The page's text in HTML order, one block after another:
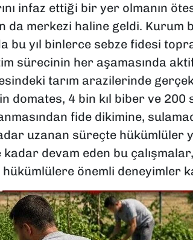
infaz ettiği bir yer olmanın
da merkezi haline geldi. Kurum
bu yıl binlerce sebze fidesi
sürecinin her aşamasında
tarım arazilerinde
domates, 4 bin kıl biber ve 200
fide dikimine,
uzanan süreçte hükümlüler
devam eden bu
hükümlülere önemli deneyimler